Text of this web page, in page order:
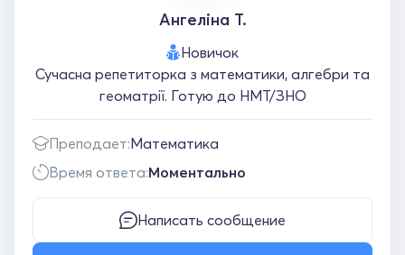
Ангеліна Т.
Новичок
Сучасна репетиторка з математики, алгебри та
геоматрії. Готую до НМТ/ЗНО
Преподает:Математика
Время ответа:Моментально
Написать сообщение